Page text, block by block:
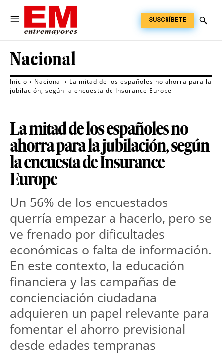
SUSCRÍBETE
Nacional
Inicio Nacional
La mitad de los españoles no ahorra para la
jubilación, según la encuesta de Insurance Europe
La mitad de los españoles no
ahorra para la jubilación, según
la encuesta de Insurance
Europe
Un 56% de los encuestados
querría empezar a hacerlo, pero se
ve frenado por dificultades
económicas o falta de información.
En este contexto, la educación
financiera y las campañas de
concienciación ciudadana
adquieren un papel relevante para
fomentar el ahorro previsional
desde edades tempranas